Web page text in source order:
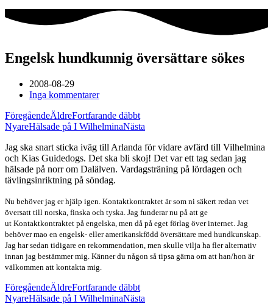
Engelsk hundkunnig översättare sökes
2008-08-29
Inga kommentarer
FöregåendeÄldreFortfarande däbbt
NyareHälsade på I WilhelminaNästa
Jag ska snart sticka iväg till Arlanda för vidare avfärd till Vilhelmina
och Kias Guidedogs. Det ska bli skoj! Det var ett tag sedan jag
hälsade på norr om Dalälven. Vardagsträning på lördagen och
tävlingsinriktning på söndag.
Nu behöver jag er hjälp igen. Kontaktkontraktet är som ni säkert redan vet
översatt till norska, finska och tyska. Jag funderar nu på att ge
ut Kontaktkontraktet på engelska, men då på eget förlag över internet. Jag
behöver mao en engelsk- eller amerikanskfödd översättare med hundkunskap.
Jag har sedan tidigare en rekommendation, men skulle vilja ha fler alternativ
innan jag bestämmer mig. Känner du någon så tipsa gärna om att han/hon är
välkommen att kontakta mig.
FöregåendeÄldreFortfarande däbbt
NyareHälsade på I WilhelminaNästa